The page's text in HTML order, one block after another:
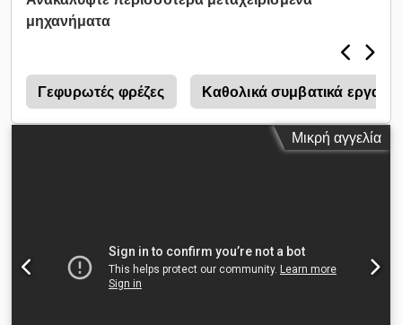
με υποστήριξη κινητήρα προηγμένης τεχνολογίας. - Έχει
ταχύτητα επεξεργασίας χωρίς γρέζια και άνετη - Διατίθεται
σύστημα ψύξης με νερό - Πνευματικό σύστημα σύσφιξης
λεπτό) ΕΠΙΛΟΓΗ - Σύστημα δεξιού μεταφορέα (1 μέτρο)
μηχανήματα
Γεφυρωτές φρέζες Καθολικά συμβατικά
Μικρή αγγελία